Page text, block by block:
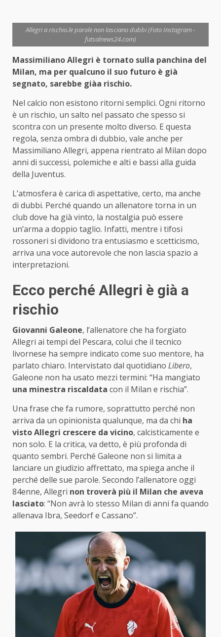
Allegri a rischio.le parole non lasciano dubbi (Foto Instagram -
futsalnews24.com)
Massimiliano Allegri è tornato sulla panchina del
Milan, ma per qualcuno il suo futuro è già
segnato, sarebbe giàa rischio.
Nel calcio non esistono ritorni semplici. Ogni ritorno
è un rischio, un salto nel passato che spesso si
scontra con un presente molto diverso. E questa
regola, senza ombra di dubbio, vale anche per
Massimiliano Allegri, appena rientrato al Milan dopo
anni di successi, polemiche e alti e bassi alla guida
della Juventus.
L’atmosfera è carica di aspettative, certo, ma anche
di dubbi. Perché quando un allenatore torna in un
club dove ha già vinto, la nostalgia può essere
un’arma a doppio taglio. Infatti, mentre i tifosi
rossoneri si dividono tra entusiasmo e scetticismo,
arriva una voce autorevole che non lascia spazio a
interpretazioni.
Ecco perché Allegri è già a
rischio
Giovanni Galeone, l’allenatore che ha forgiato
Allegri ai tempi del Pescara, colui che il tecnico
livornese ha sempre indicato come suo mentore, ha
parlato chiaro. Intervistato dal quotidiano Libero,
Galeone non ha usato mezzi termini: “Ha mangiato
una minestra riscaldata con il Milan e rischia”.
Una frase che fa rumore, soprattutto perché non
arriva da un opinionista qualunque, ma da chi ha
visto Allegri crescere da vicino, calcisticamente e
non solo. E la critica, va detto, è più profonda di
quanto sembri. Perché Galeone non si limita a
lanciare un giudizio affrettato, ma spiega anche il
perché delle sue parole. Secondo l’allenatore oggi
84enne, Allegri non troverà più il Milan che aveva
lasciato: “Non avrà lo stesso Milan di anni fa quando
allenava Ibra, Seedorf e Cassano”.